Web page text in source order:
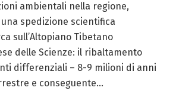
ambientali nella regione,
spedizione scientifica
sull’Altopiano Tibetano
delle Scienze: il ribaltamento
differenziali – 8-9 milioni di anni
e conseguente...